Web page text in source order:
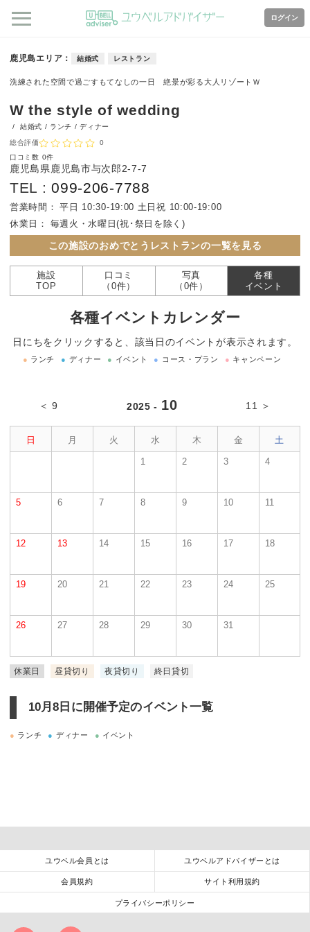
ログイン
鹿児島エリア 結婚式 レストラン
洗練された空間で過ごすもてなしの一日 絶景が彩る大人リゾートＷ
W the style of wedding
/ 結婚式 / ランチ / ディナー
総合評価
0
口コミ数 0件
鹿児島県鹿児島市与次郎2-7-7
TEL :099-206-7788
営業時間：
平日 10:30-19:00 土日祝 10:00-19:00
休業日：
毎週火・水曜日(祝･祭日を除く)
この施設のおめでとうレストランの一覧を見る
施設
TOP
口コミ
（0件）
写真
（0件）
各種
イベント
各種イベントカレンダー
日にちをクリックすると、該当日のイベントが表示されます。
● ランチ ● ディナー ● イベント ● コース・プラン ● キャンペーン
＜ 9 2025 - 10 11 ＞
日 月 火 水 木 金 土
1 2 3 4
5 6 7 8 9 10 11
12 13 14 15 16 17 18
19 20 21 22 23 24 25
26 27 28 29 30 31
休業日 昼貸切り 夜貸切り 終日貸切
10月8日に 開催予定のイベント一覧
● ランチ ● ディナー ● イベント
ユウベル会員とは ユウベルアドバイザーとは
会員規約 サイト利用規約
プライバシーポリシー